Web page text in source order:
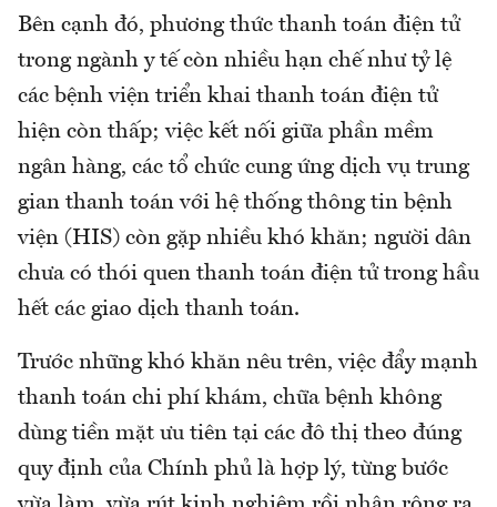
Bên cạnh đó, phương thức thanh toán điện tử
trong ngành y tế còn nhiều hạn chế như tỷ lệ
các bệnh viện triển khai thanh toán điện tử
hiện còn thấp; việc kết nối giữa phần mềm
ngân hàng, các tổ chức cung ứng dịch vụ trung
gian thanh toán với hệ thống thông tin bệnh
viện (HIS) còn gặp nhiều khó khăn; người dân
chưa có thói quen thanh toán điện tử trong hầu
hết các giao dịch thanh toán.
Trước những khó khăn nêu trên, việc đẩy mạnh
thanh toán chi phí khám, chữa bệnh không
dùng tiền mặt ưu tiên tại các đô thị theo đúng
quy định của Chính phủ là hợp lý, từng bước